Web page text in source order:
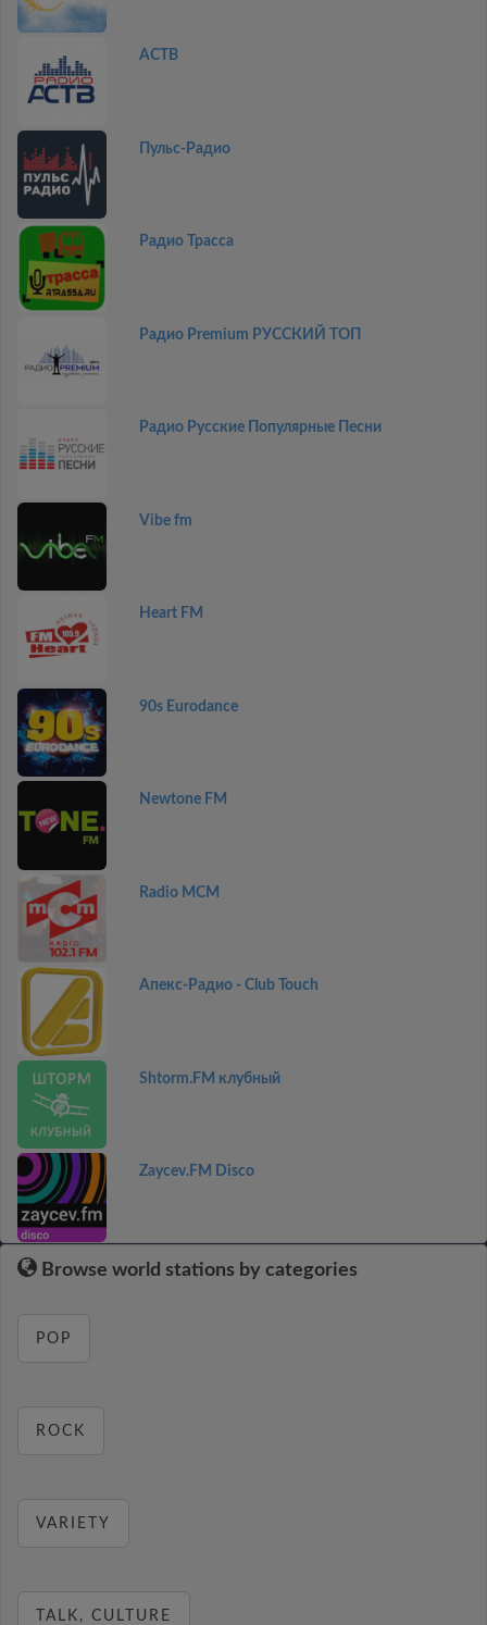
АСТВ
Пульс-Радио
Радио Трасса
Радио Premium РУССКИЙ ТОП
Радио Русские Популярные Песни
Vibe fm
Heart FM
90s Eurodance
Newtone FM
Radio MCM
Апекс-Радио - Club Touch
Shtorm.FM клубный
Zaycev.FM Disco
Browse world stations by categories
POP
ROCK
VARIETY
TALK, CULTURE